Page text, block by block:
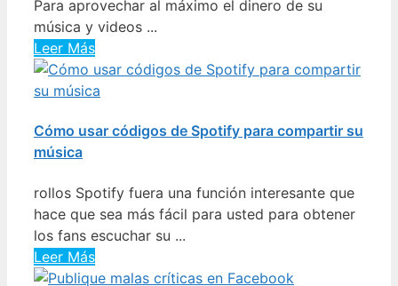
Para aprovechar al máximo el dinero de su
música y videos ...
Leer Más
Cómo usar códigos de Spotify para compartir su
música
rollos Spotify fuera una función interesante que
hace que sea más fácil para usted para obtener
los fans escuchar su ...
Leer Más